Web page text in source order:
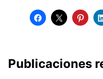
Publicaciones